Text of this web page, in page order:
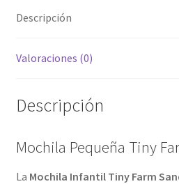
Descripción
Valoraciones (0)
Descripción
Mochila Pequeña Tiny
La Mochila Infantil Tiny Farm